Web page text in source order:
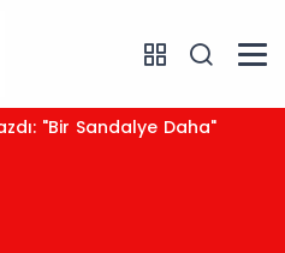
"Bir Sandalye Daha"